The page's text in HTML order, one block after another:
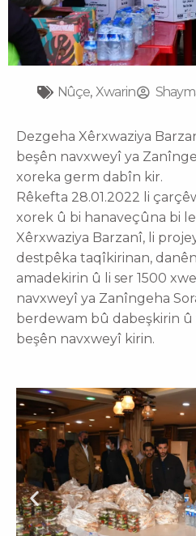
Nûçe,Xwarin
Dezgeha Xêrxwaziya
beşên navxweyî ya
xoreka germ dabîn kir.
Rêkefta 28.01.2022 li
xorek û bi hanaveçûna bi
Xêrxwaziya Barzanî, li
destpêka taqîkirinan,
amadekirin û li ser 1500
navxweyî ya Zanîngeha
berdewam bû dabeşkirin û
beşên navxweyî kirin.